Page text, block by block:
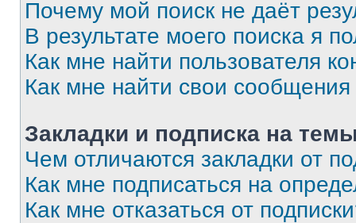
Почему мой поиск не даёт
В результате моего поиска я
Как мне найти пользователя
Как мне найти свои
Закладки и подписка на
Чем отличаются закладки от
Как мне подписаться на
Как мне отказаться от